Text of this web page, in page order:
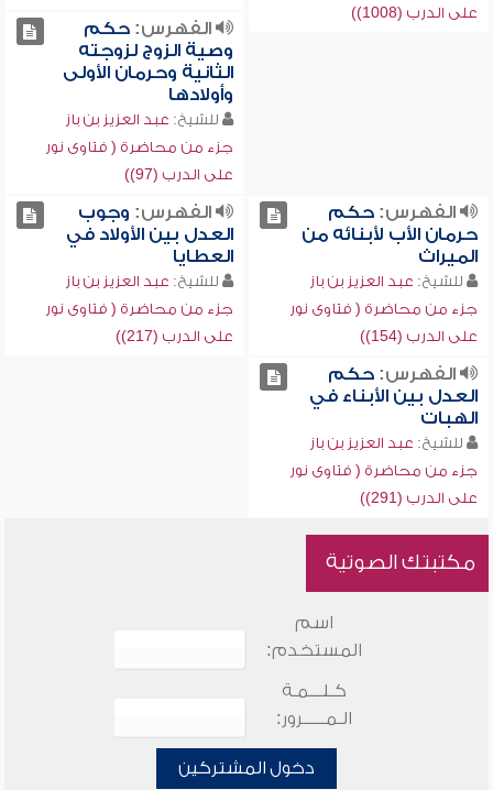
على الدرب (1008))
الفهرس:حكم
وصية الزوج لزوجته
الثانية وحرمان الأولى
وأولادها
للشيخ: عبد العزيز بن باز
جزء من محاضرة ( فتاوى نور
على الدرب (97))
الفهرس:حكم
حرمان الأب لأبنائه من
الميراث
للشيخ: عبد العزيز بن باز
جزء من محاضرة ( فتاوى نور
على الدرب (154))
الفهرس: وجوب
العدل بين الأولاد في
العطايا
للشيخ: عبد العزيز بن باز
جزء من محاضرة ( فتاوى نور
على الدرب (217))
الفهرس:حكم
العدل بين الأبناء في
الهبات
للشيخ: عبد العزيز بن باز
جزء من محاضرة ( فتاوى نور
على الدرب (291))
مكتبتك الصوتية
اسم
المستخدم:
كـلـــمـة
الـمـــــرور:
دخول المشتركين